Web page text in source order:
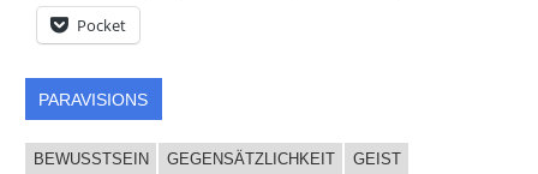
Pocket
PARAVISIONS
BEWUSSTSEIN GEGENSÄTZLICHKEIT GEIST